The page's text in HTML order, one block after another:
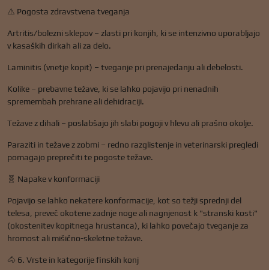
⚠️ Pogosta zdravstvena tveganja
Artritis/bolezni sklepov – zlasti pri konjih, ki se intenzivno uporabljajo
v kasaških dirkah ali za delo.
Laminitis (vnetje kopit) – tveganje pri prenajedanju ali debelosti.
Kolike – prebavne težave, ki se lahko pojavijo pri nenadnih
spremembah prehrane ali dehidraciji.
Težave z dihali – poslabšajo jih slabi pogoji v hlevu ali prašno okolje.
Paraziti in težave z zobmi – redno razglistenje in veterinarski pregledi
pomagajo preprečiti te pogoste težave.
🧬 Napake v konformaciji
Pojavijo se lahko nekatere konformacije, kot so težji sprednji del
telesa, preveč okotene zadnje noge ali nagnjenost k "stranski kosti"
(okostenitev kopitnega hrustanca), ki lahko povečajo tveganje za
hromost ali mišično-skeletne težave.
🐴 6. Vrste in kategorije finskih konj